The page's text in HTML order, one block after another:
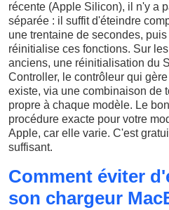
récente (Apple Silicon), il n'y a
séparée : il suffit d'éteindre
une trentaine de secondes,
réinitialise ces fonctions. Sur
anciens, une réinitialisation du
Controller, le contrôleur qui
existe, via une combinaison de
propre à chaque modèle. Le
procédure exacte pour votre
Apple, car elle varie. C'est
suffisant.
Comment éviter
son chargeur